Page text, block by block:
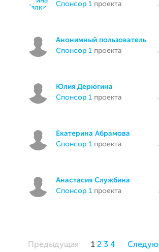
спонсор 1 проекта
Анонимный пользователь
спонсор 1 проекта
Юлия Дерюгина
спонсор 1 проекта
Екатерина Абрамова
спонсор 1 проекта
Анастасия Службина
спонсор 1 проекта
Предыдущая 1 2 3 4